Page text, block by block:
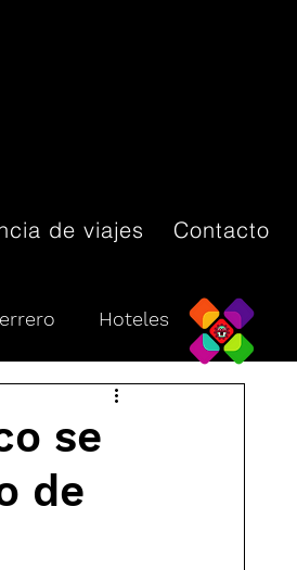
de viajes Contacto
Hoteles
Destinos turísticos
Certificación
se
de